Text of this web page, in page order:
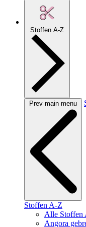
Stoffen A-Z
Prev main menu
Stoffen A-Z
Alle Stoffen
Angora